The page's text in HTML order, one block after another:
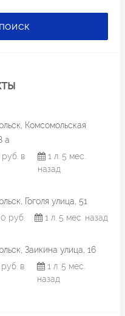
ПОИСК
Комсомольская
а
в
1 л. 5 мес.
назад
Гоголя улица, 51
руб.
1 л. 5 мес. назад
Заикина улица, 16
в
1 л. 5 мес.
назад